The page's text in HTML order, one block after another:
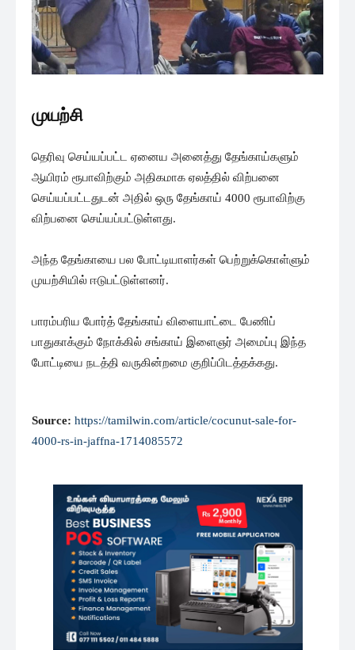
முயற்சி
தெரிவு செய்யப்பட்ட ஏனைய அனைத்து தேங்காய்களும்
ஆயிரம் ரூபாவிற்கும் அதிகமாக ஏலத்தில் விற்பனை
செய்யப்பட்டதுடன் அதில் ஒரு தேங்காய் 4000 ரூபாவிற்கு
விற்பனை செய்யப்பட்டுள்ளது.
அந்த தேங்காயை பல போட்டியாளர்கள் பெற்றுக்கொள்ளும்
முயற்சியில் ஈடுபட்டுள்ளனர்.
பாரம்பரிய போர்த் தேங்காய் விளையாட்டை பேணிப்
பாதுகாக்கும் நோக்கில் சங்காய் இளைஞர் அமைப்பு இந்த
போட்டியை நடத்தி வருகின்றமை குறிப்பிடத்தக்கது.
Source: https://tamilwin.com/article/cocunut-sale-for-
4000-rs-in-jaffna-1714085572